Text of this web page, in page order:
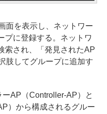
面を表示し、ネットワー
プに登録する。ネットワ
索され、「発見されたAP
肢してグループに追加す
AP（Controller-AP）と
）から構成されるグルー